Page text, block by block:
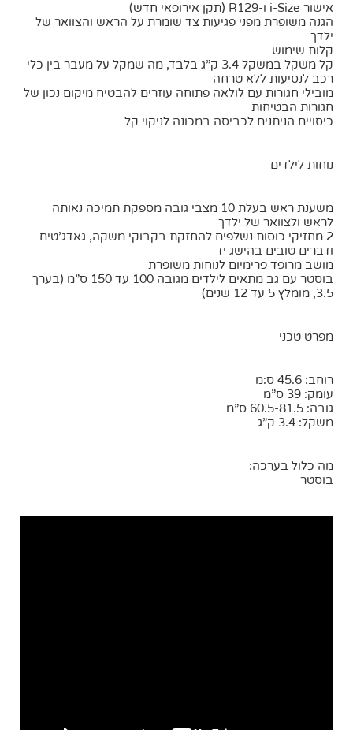
אישור i-Size ו-R129 (תקן אירופאי חדש)
הגנה משופרת מפני פגיעות צד שומרת על הראש והצוואר של
ילדך
קלות שימוש
קל משקל במשקל 3.4 ק”ג בלבד, מה שמקל על מעבר בין כלי
רכב לנסיעות ללא טרחה
מובילי חגורות עם לולאה פתוחה עוזרים להבטיח מיקום נכון של
חגורות הבטיחות
כיסויים הניתנים לכביסה במכונה לניקוי קל
נוחות לילדים
משענת ראש בעלת 10 מצבי גובה מספקת תמיכה נאותה
לראש ולצוואר של ילדך
2 מחזיקי כוסות נשלפים להחזקת בקבוקי משקה, גאדג’טים
ודברים טובים בהישג יד
מושב מרופד פרימיום לנוחות משופרת
בוסטר עם גב מתאים לילדים מגובה 100 עד 150 ס”מ (בערך
3.5, מומלץ 5 עד 12 שנים)
מפרט טכני
רוחב: 45.6 ס:מ
עומק: 39 ס”מ
גובה: 60.5-81.5 ס”מ
משקל: 3.4 ק”ג
מה כלול בערכה:
בוסטר